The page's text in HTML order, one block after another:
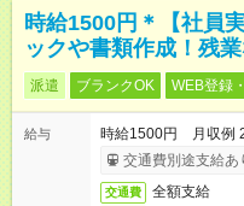
時給1500円＊【社員
ックや書類作成！残
派遣 ブランクOK WEB登録
給与
時給1500円 月収例
交通費別途支給あ
交通費 全額支給